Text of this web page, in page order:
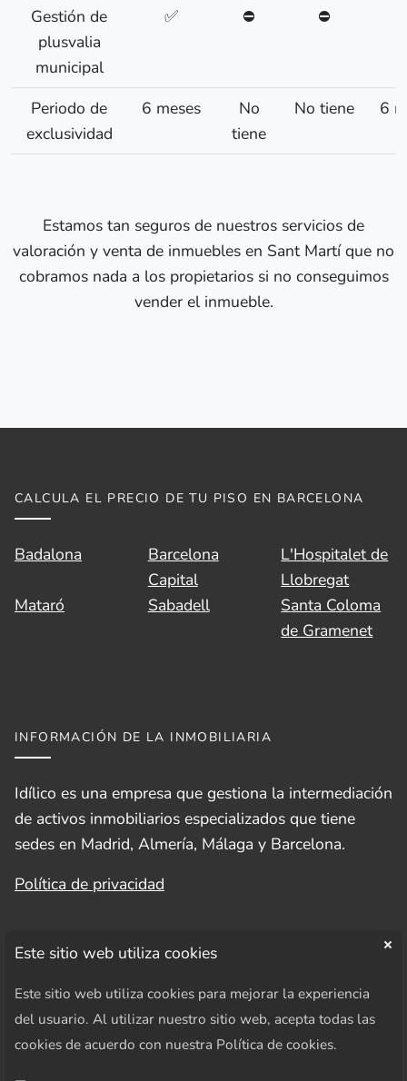
Gestión de
plusvalia
municipal
✅ ⛔ ⛔
Periodo de
exclusividad
6 meses
No
tiene
No tiene 6
Estamos tan seguros de nuestros servicios de
valoración y venta de inmuebles en Sant Martí que no
cobramos nada a los propietarios si no conseguimos
vender el inmueble.
CALCULA EL PRECIO DE TU PISO EN BARCELONA
Badalona
Barcelona
Capital
L'Hospitalet de
Llobregat
Mataró
Sabadell
Santa Coloma
de Gramenet
INFORMACIÓN DE LA INMOBILIARIA
Idílico es una empresa que gestiona la intermediación
de activos inmobiliarios especializados que tiene
sedes en Madrid, Almería, Málaga y Barcelona.
Política de privacidad
SÍGUENOS EN REDES SOCIALES
Este sitio web utiliza cookies
Este sitio web utiliza cookies para mejorar la experiencia
del usuario. Al utilizar nuestro sitio web, acepta todas las
cookies de acuerdo con nuestra Política de cookies.